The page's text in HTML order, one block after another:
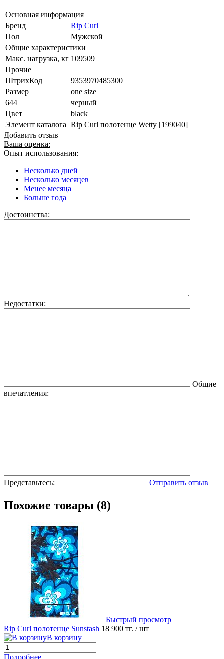
Основная информация
Бренд
Rip Curl
Пол
Мужской
Общие характеристики
Макс. нагрузка, кг 109509
Прочие
ШтрихКод
9353970485300
Размер
one size
644
черный
Цвет
black
Элемент каталога Rip Curl полотенце Wetty [199040]
Добавить отзыв
Ваша оценка:
Опыт использования:
Несколько дней
Несколько месяцев
Менее месяца
Больше года
Достоинства:
Недостатки:
Общие
впечатления:
Представьтесь: Отправить отзыв
Похожие товары (8)
Быстрый просмотр
Rip Curl полотенце Sunstash 18 900 тг. / шт
В корзину
Подробнее